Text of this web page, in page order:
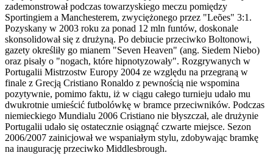
zademonstrował podczas towarzyskiego meczu pomiędzy
Sportingiem a Manchesterem, zwyciężonego przez "Leões" 3:1.
Pozyskany w 2003 roku za ponad 12 mln funtów, doskonale
skonsolidował się z drużyną. Po debiucie przeciwko Boltonowi,
gazety określiły go mianem "Seven Heaven" (ang. Siedem Niebo)
oraz pisały o "nogach, które hipnotyzowały". Rozgrywanych w
Portugalii Mistrzostw Europy 2004 ze względu na przegraną w
finale z Grecją Cristiano Ronaldo z pewnością nie wspomina
pozytywnie, pomimo faktu, iż w ciągu całego turnieju udało mu
dwukrotnie umieścić futbolówkę w bramce przeciwników. Podczas
niemieckiego Mundialu 2006 Cristiano nie błyszczał, ale drużynie
Portugalii udało się ostatecznie osiągnąć czwarte miejsce. Sezon
2006/2007 zainicjował we wspaniałym stylu, zdobywając bramkę
na inaugurację przeciwko Middlesbrough.